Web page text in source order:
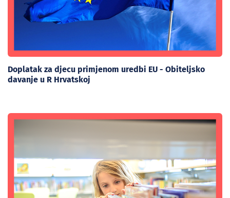
Doplatak za djecu primjenom uredbi EU - Obiteljsko
davanje u R Hrvatskoj